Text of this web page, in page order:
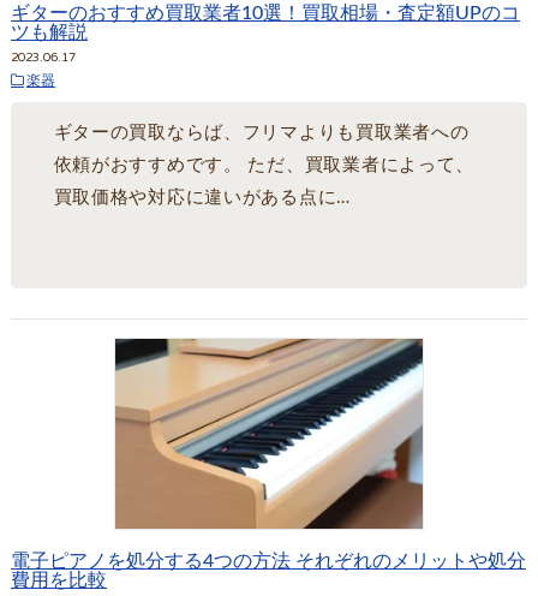
ギターのおすすめ買取業者10選！買取相場・査定額UPのコ
ツも解説
2023.06.17
楽器
ギターの買取ならば、フリマよりも買取業者への
依頼がおすすめです。 ただ、買取業者によって、
買取価格や対応に違いがある点に…
電子ピアノを処分する4つの方法 それぞれのメリットや処分
費用を比較